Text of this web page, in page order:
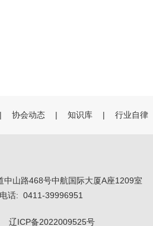
| 协会动态 | 知识库 | 行业自律
山路468号中航国际大厦A座1209室
话: 0411-39996951
辽ICP备2022009525号